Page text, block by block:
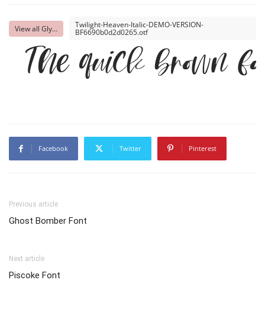
View all Glyphs Twilight-Heaven-Italic-DEMO-VERSION-
BF6690b0d2d0265.otf
The quick brown
Facebook Twitter Pinterest
Previous article
Ghost Bomber Font
Next article
Piscoke Font